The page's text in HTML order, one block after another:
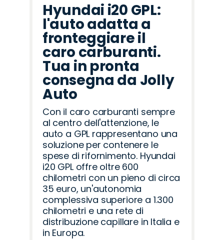
Hyundai i20 GPL:
l'auto adatta a
fronteggiare il
caro carburanti.
Tua in pronta
consegna da Jolly
Auto
Con il caro carburanti sempre
al centro dell'attenzione, le
auto a GPL rappresentano una
soluzione per contenere le
spese di rifornimento. Hyundai
i20 GPL offre oltre 600
chilometri con un pieno di circa
35 euro, un'autonomia
complessiva superiore a 1.300
chilometri e una rete di
distribuzione capillare in Italia e
in Europa.